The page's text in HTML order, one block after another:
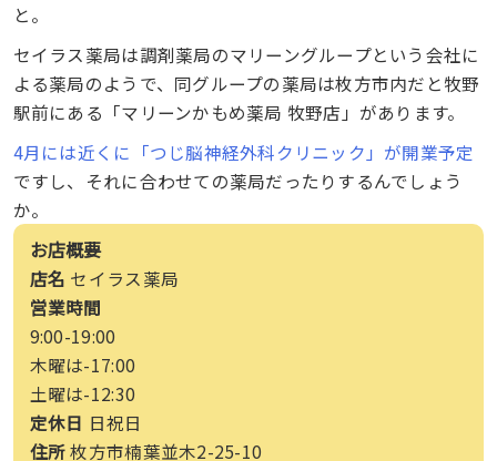
と。
セイラス薬局は調剤薬局のマリーングループという会社に
よる薬局のようで、同グループの薬局は枚方市内だと牧野
駅前にある「マリーンかもめ薬局 牧野店」があります。
4月には近くに「つじ脳神経外科クリニック」が開業予定
ですし、それに合わせての薬局だったりするんでしょう
か。
お店概要
店名 セイラス薬局
営業時間
9:00-19:00
木曜は-17:00
土曜は-12:30
定休日 日祝日
住所枚方市楠葉並木2-25-10